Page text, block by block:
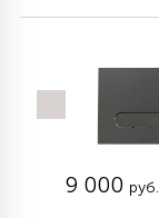
9 000 руб.